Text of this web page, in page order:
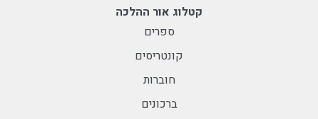
קטלוג אור ההלכה
ספרים
קונטריסים
חוברות
ברכונים